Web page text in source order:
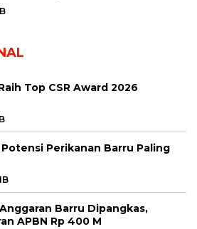
Top CSR Award 2026
Potensi Perikanan Barru Paling
Barru Dipangkas,
APBN Rp 400 M